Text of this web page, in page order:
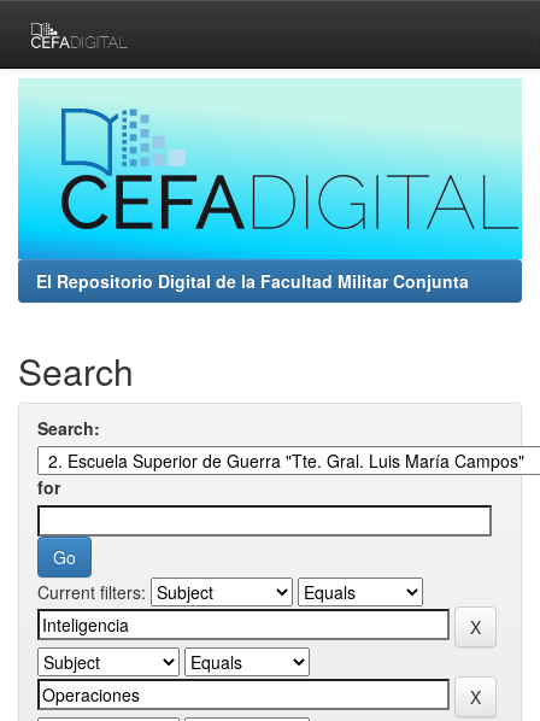
navigation
El Repositorio Digital de la Facultad Militar Conjunta
Search
Search:
for
Current filters: